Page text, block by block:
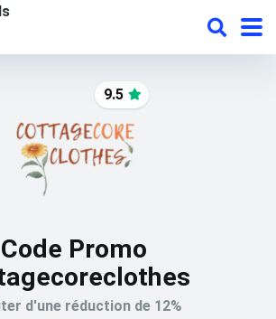
9.5
Code Promo
d'une réduction de 12%